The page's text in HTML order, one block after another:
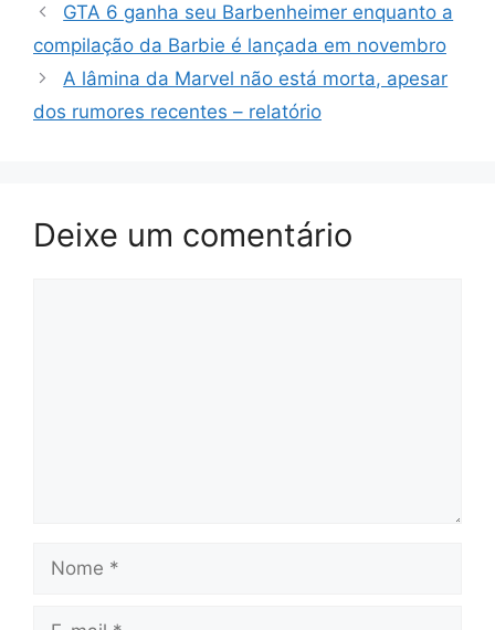
GTA 6 ganha seu Barbenheimer enquanto a
compilação da Barbie é lançada em novembro
A lâmina da Marvel não está morta, apesar
dos rumores recentes – relatório
Deixe um comentário
Nome